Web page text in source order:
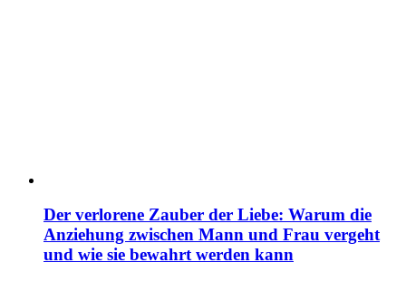
Der verlorene Zauber der Liebe: Warum die
Anziehung zwischen Mann und Frau vergeht
und wie sie bewahrt werden kann